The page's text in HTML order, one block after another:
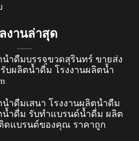
งานล่าสุด
น้ำดื่มบรรจุขวดสุรินทร์ ขายส่ง
บผลิตน้ำดื่ม โรงงานผลิตน้ำ
น้ำดื่มเสนา โรงงานผลิตน้ำดื่ม
น้ำดื่ม รับทำแบรนด์น้ำดื่ม ผลิต
ดแบรนด์ของคุณ ราคาถูก